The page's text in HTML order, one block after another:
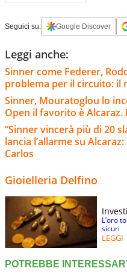
Seguici su: Google Discover
Leggi anche:
Sinner come Federer,
problema per il circuito: il
Sinner, Mouratoglou lo
Open il favorito è Alcaraz.
“Sinner vincerà più di 20
lancia l’allarme su
Carlos
Gioielleria Delfino
L’oro
sicuri
LEGGI